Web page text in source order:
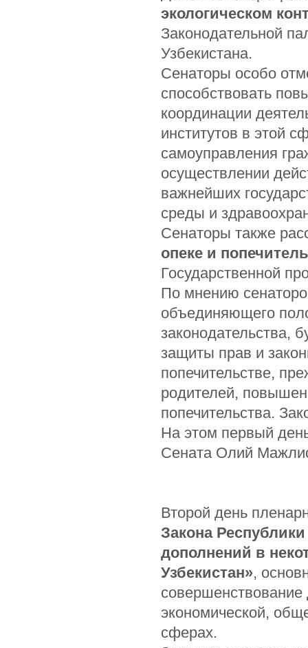
экологическом
Законодательной
Узбекистана.
Сенаторы особо
способствовать
координации
институтов в этой
самоуправления
осуществлении
важнейших
среды и
Сенаторы также
опеке и
Государственной
По мнению
объединяющего
законодательства,
защиты прав и
попечительстве,
родителей,
попечительства.
На этом первый
Сената Олий
Второй день
Закона
дополнений в
Узбекистан»,
совершенствование
экономической,
сферах.